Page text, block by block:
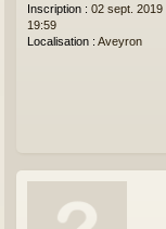
Inscription : 02 sept. 2019
19:59
Localisation : Aveyron